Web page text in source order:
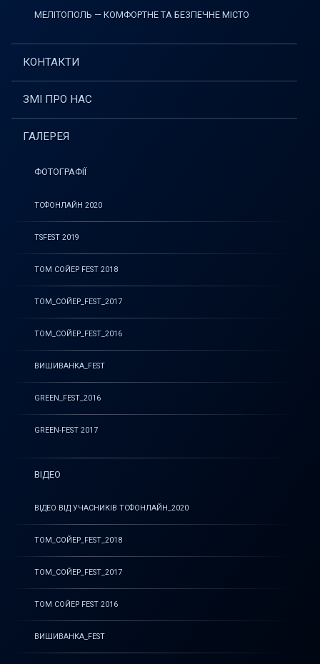
МЕЛІТОПОЛЬ — КОМФОРТНЕ ТА БЕЗПЕЧНЕ МІСТО
КОНТАКТИ
ЗМІ ПРО НАС
ГАЛЕРЕЯ
ФОТОГРАФІЇ
ТСФОНЛАЙН 2020
TSFEST 2019
ТОМ СОЙЕР FEST 2018
ТОМ_СОЙЕР_FEST_2017
ТОМ_СОЙЕР_FEST_2016
ВИШИВАНКА_FEST
GREEN_FEST_2016
GREEN-FEST 2017
ВІДЕО
ВІДЕО ВІД УЧАСНИКІВ ТСФОНЛАЙН_2020
ТОМ_СОЙЕР_FEST_2018
ТОМ_СОЙЕР_FEST_2017
ТОМ СОЙЕР FEST 2016
ВИШИВАНКА_FEST